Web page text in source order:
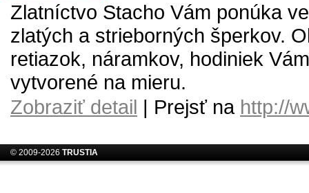
Zlatníctvo Stacho Vám ponúka
zlatých a strieborných šperkov.
retiazok, náramkov, hodiniek
vytvorené na mieru.
Zobraziť detail | Prejsť na http://
© 2009-2026 TRUSTIA